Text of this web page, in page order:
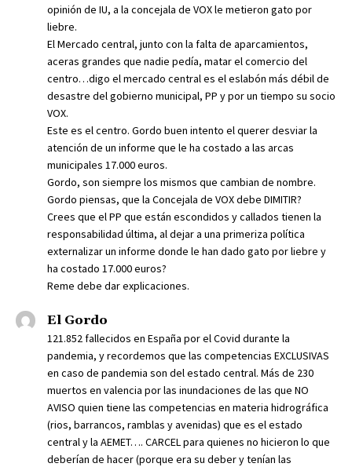
opinión de IU, a la concejala de VOX le metieron gato por
liebre.
El Mercado central, junto con la falta de aparcamientos,
aceras grandes que nadie pedía, matar el comercio del
centro…digo el mercado central es el eslabón más débil de
desastre del gobierno municipal, PP y por un tiempo su socio
VOX.
Este es el centro. Gordo buen intento el querer desviar la
atención de un informe que le ha costado a las arcas
municipales 17.000 euros.
Gordo, son siempre los mismos que cambian de nombre.
Gordo piensas, que la Concejala de VOX debe DIMITIR?
Crees que el PP que están escondidos y callados tienen la
responsabilidad última, al dejar a una primeriza política
externalizar un informe donde le han dado gato por liebre y
ha costado 17.000 euros?
Reme debe dar explicaciones.
El Gordo
121.852 fallecidos en España por el Covid durante la
pandemia, y recordemos que las competencias EXCLUSIVAS
en caso de pandemia son del estado central. Más de 230
muertos en valencia por las inundaciones de las que NO
AVISO quien tiene las competencias en materia hidrográfica
(rios, barrancos, ramblas y avenidas) que es el estado
central y la AEMET…. CARCEL para quienes no hicieron lo que
deberían de hacer (porque era su deber y tenían las